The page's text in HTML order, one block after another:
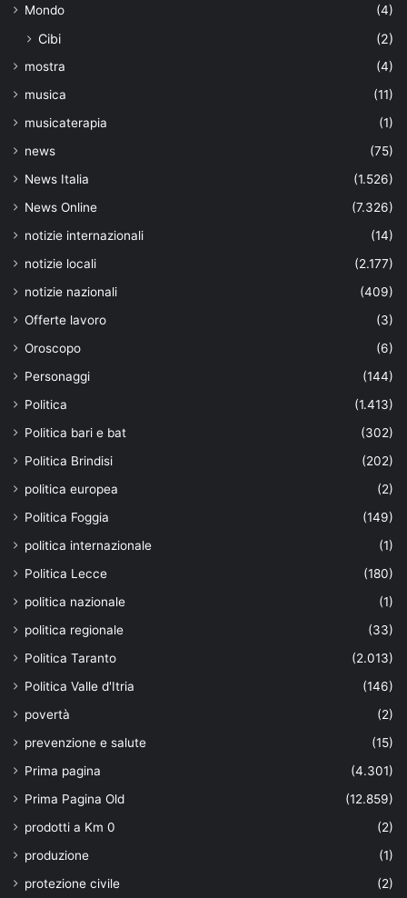
Mondo
(4)
Cibi (2)
mostra
(4)
musica
(11)
musicaterapia
(1)
news
(75)
News Italia
(1.526)
News Online
(7.326)
notizie internazionali
(14)
notizie locali
(2.177)
notizie nazionali
(409)
Offerte lavoro
(3)
Oroscopo
(6)
Personaggi
(144)
Politica
(1.413)
Politica bari e bat
(302)
Politica Brindisi
(202)
politica europea
(2)
Politica Foggia
(149)
politica internazionale
(1)
Politica Lecce
(180)
politica nazionale
(1)
politica regionale
(33)
Politica Taranto
(2.013)
Politica Valle d'Itria
(146)
povertà
(2)
prevenzione e salute
(15)
Prima pagina
(4.301)
Prima Pagina Old
(12.859)
prodotti a Km 0
(2)
produzione
(1)
protezione civile
(2)